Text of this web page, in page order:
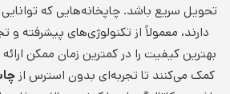
تحویل سریع باشد. چاپخانه‌هایی که
دارند، معمولاً از تکنولوژی‌های پیشرفته و
بهترین کیفیت را در کمترین زمان ممکن
کمک می‌کنند تا تجربه‌ای بدون استرس از